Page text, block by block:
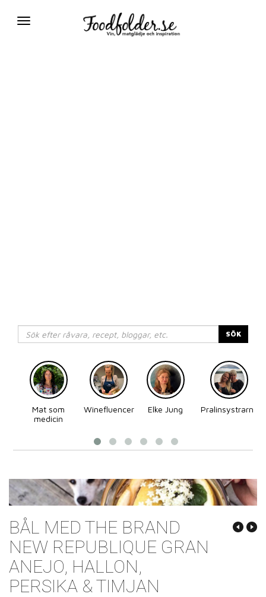
Växla
SÖK
Mat som
medicin
Winefluencer Elke Jung
Pralinsystrarna
BÅL MED THE BRAND
NEW REPUBLIQUE GRAN
ANEJO, HALLON,
PERSIKA & TIMJAN